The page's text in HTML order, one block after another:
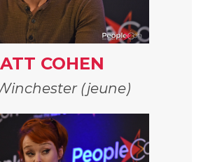
COHEN
(jeune)